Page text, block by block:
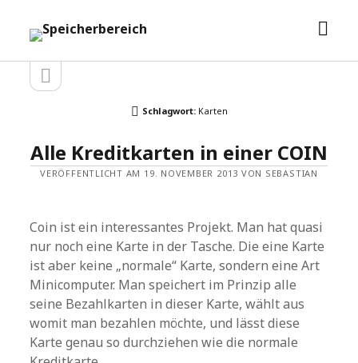
Speicherbereich
Seitenleiste
Seitenleiste
öffnen
Schlagwort: Karten
Alle Kreditkarten in einer COIN
VERÖFFENTLICHT AM 19. NOVEMBER 2013 VON SEBASTIAN
Coin ist ein interessantes Projekt. Man hat quasi
nur noch eine Karte in der Tasche. Die eine Karte
ist aber keine „normale“ Karte, sondern eine Art
Minicomputer. Man speichert im Prinzip alle
seine Bezahlkarten in dieser Karte, wählt aus
womit man bezahlen möchte, und lässt diese
Karte genau so durchziehen wie die normale